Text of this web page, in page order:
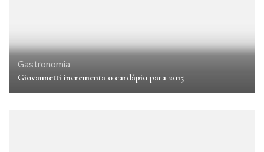
Gastronomia
Giovannetti incrementa o cardápio para 2015